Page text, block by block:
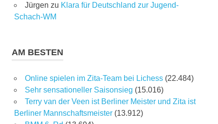
Jürgen zu Klara für Deutschland zur Jugend-
Schach-WM
AM BESTEN
Online spielen im Zita-Team bei Lichess (22.484)
Sehr sensationeller Saisonsieg (15.016)
Terry van der Veen ist Berliner Meister und Zita ist
Berliner Mannschaftsmeister (13.912)